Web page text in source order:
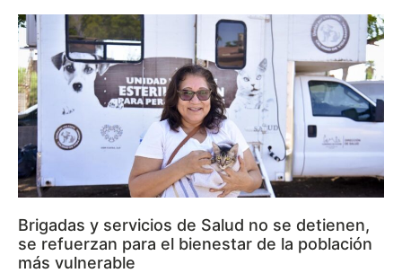
Brigadas y servicios de Salud no se detienen,
se refuerzan para el bienestar de la población
más vulnerable